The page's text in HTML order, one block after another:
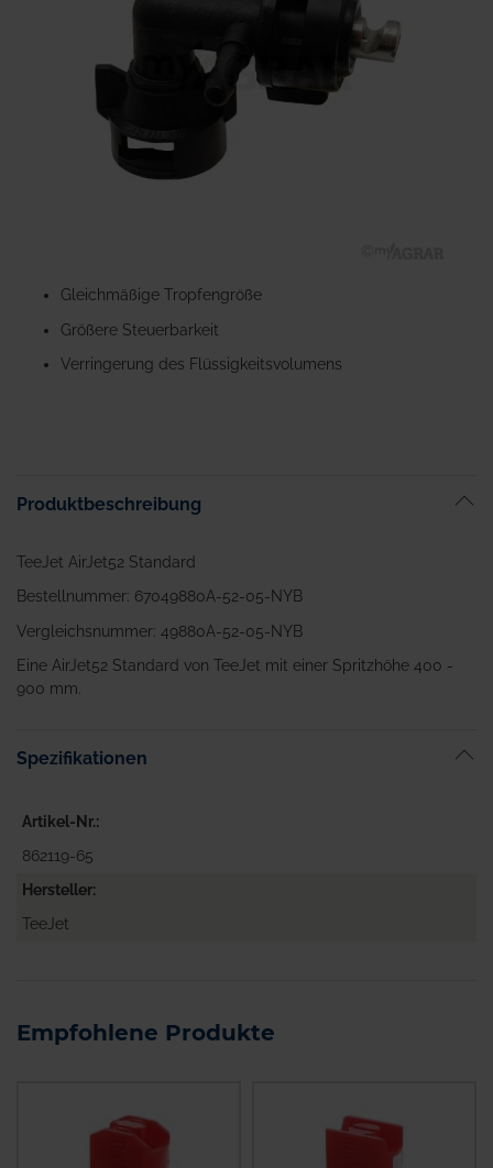
Anfang
Bildgalerie
springen
Gleichmäßige Tropfengröße
Größere Steuerbarkeit
Verringerung des Flüssigkeitsvolumens
Produktbeschreibung
TeeJet AirJet52 Standard
Bestellnummer: 67049880A-52-05-NYB
Vergleichsnummer: 49880A-52-05-NYB
Eine AirJet52 Standard von TeeJet mit einer Spritzhöhe 400 -
900 mm.
Spezifikationen
Artikel-Nr.
862119-65
Hersteller
TeeJet
Empfohlene Produkte